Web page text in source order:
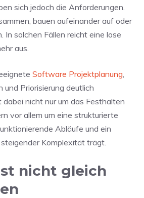
sich jedoch die Anforderungen.
bauen aufeinander auf oder
In solchen Fällen reicht eine lose
aus.
Software Projektplanung,
Priorisierung deutlich
nicht nur um das Festhalten
vor allem um eine strukturierte
Abläufe und ein
Komplexität trägt.
nicht gleich